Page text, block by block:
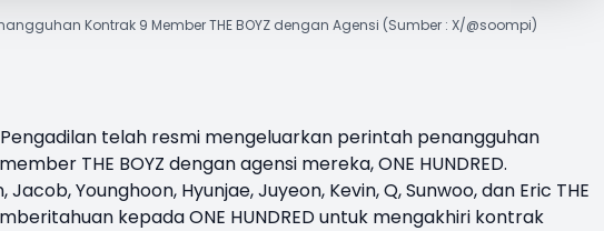
Kontrak 9 Member THE BOYZ dengan Agensi (Sumber : X/@soompi)
telah resmi mengeluarkan perintah penangguhan
THE BOYZ dengan agensi mereka,ONE HUNDRED.
Younghoon, Hyunjae, Juyeon, Kevin, Q, Sunwoo, dan Eric THE
kepada ONE HUNDRED untuk mengakhiri kontrak